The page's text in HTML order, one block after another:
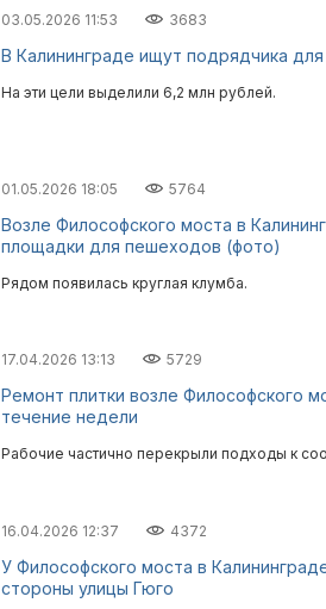
03.05.2026 11:53 3683
В Калининграде ищут подрядчика
На эти цели выделили 6,2 млн рублей.
01.05.2026 18:05 5764
Возле Философского моста в
площадки для пешеходов (фото)
Рядом появилась круглая клумба.
17.04.2026 13:13 5729
Ремонт плитки возле Философского
течение недели
Рабочие частично перекрыли подходы к
16.04.2026 12:37 4372
У Философского моста в
стороны улицы Гюго